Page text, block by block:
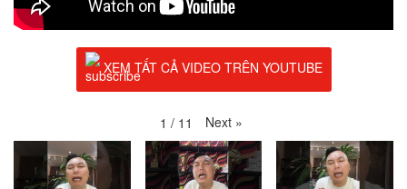
XEM TẤT CẢ VIDEO TRÊN YOUTUBE
1 / 11 Next »